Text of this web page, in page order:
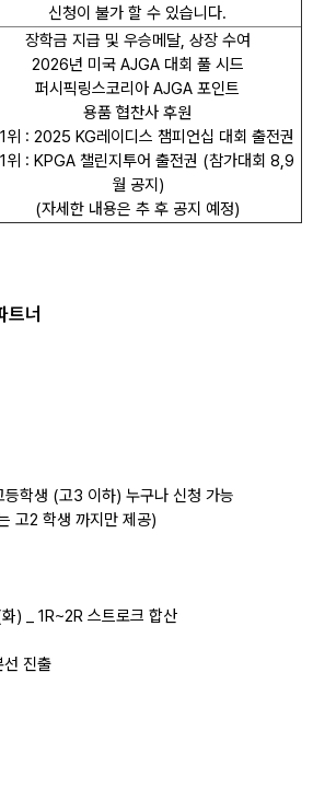
신청이 불가 할 수 있습니다.
장학금 지급 및 우승메달, 상장 수여
2026년 미국 AJGA 대회 풀 시드
퍼시픽링스코리아 AJGA 포인트
용품 협찬사 후원
위 : 2025 KG레이디스 챔피언십 대회 출전권
위 : KPGA 챌린지투어 출전권 (참가대회 8,9
월 공지)
(자세한 내용은 추 후 공지 예정)
트너
등학생 (고3 이하) 누구나 신청 가능
고2 학생 까지만 제공)
) _ 1R~2R 스트로크 합산
진출